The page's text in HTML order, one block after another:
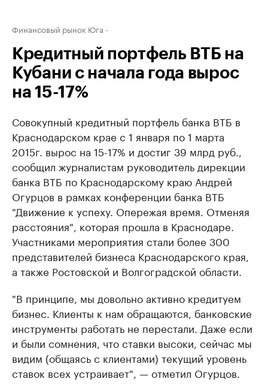
Финансовый рынок Юга
Кредитный портфель ВТБ на
Кубани с начала года вырос
на 15-17%
Совокупный кредитный портфель банка ВТБ в
Краснодарском крае с 1 января по 1 марта
2015г. вырос на 15-17% и достиг 39 млрд руб.,
сообщил журналистам руководитель дирекции
банка ВТБ по Краснодарскому краю Андрей
Огурцов в рамках конференции банка ВТБ
"Движение к успеху. Опережая время. Отменяя
расстояния", которая прошла в Краснодаре.
Участниками мероприятия стали более 300
представителей бизнеса Краснодарского края,
а также Ростовской и Волгоградской области.
"В принципе, мы довольно активно кредитуем
бизнес. Клиенты к нам обращаются, банковские
инструменты работать не перестали. Даже если
и были сомнения, что ставки высоки, сейчас мы
видим (общаясь с клиентами) текущий уровень
ставок всех устраивает", — отметил Огурцов.